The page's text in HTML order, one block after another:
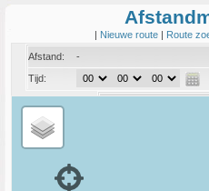
| Nieuwe route | Route
Afstand:
-
Tijd: